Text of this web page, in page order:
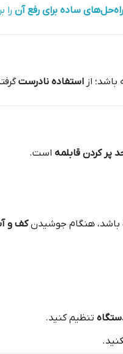
ساده برای رفع آن را
از استفاده نادرست
پر کردن قابلمه است.
باشد، هنگام جوشیدنکف و
تنظیم کنید.